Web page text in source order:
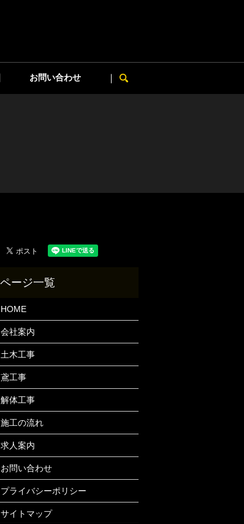
お問い合わせ search
HOME
会社案内
土木工事
鳶工事
解体工事
施工の流れ
求人案内
お問い合わせ
プライバシーポリシー
サイトマップ